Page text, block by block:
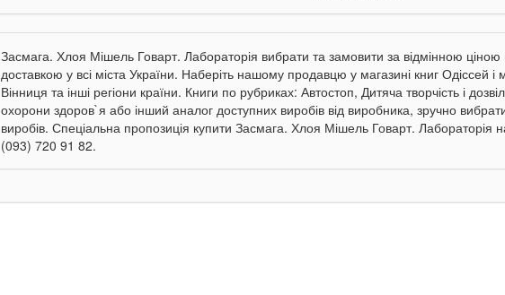
Засмага. Хлоя Мішель Говарт. Лабораторія вибрати та замовити за відмінною ціною
доставкою у всі міста України. Наберіть нашому продавцю у магазині книг Одіссей
Вінниця та інші регіони країни. Книги по рубриках: Автостоп, Дитяча творчість і
охорони здоров`я або інший аналог доступних виробів від виробника, зручно
виробів. Спеціальна пропозиція купити Засмага. Хлоя Мішель Говарт. Лабораторія
(093) 720 91 82.